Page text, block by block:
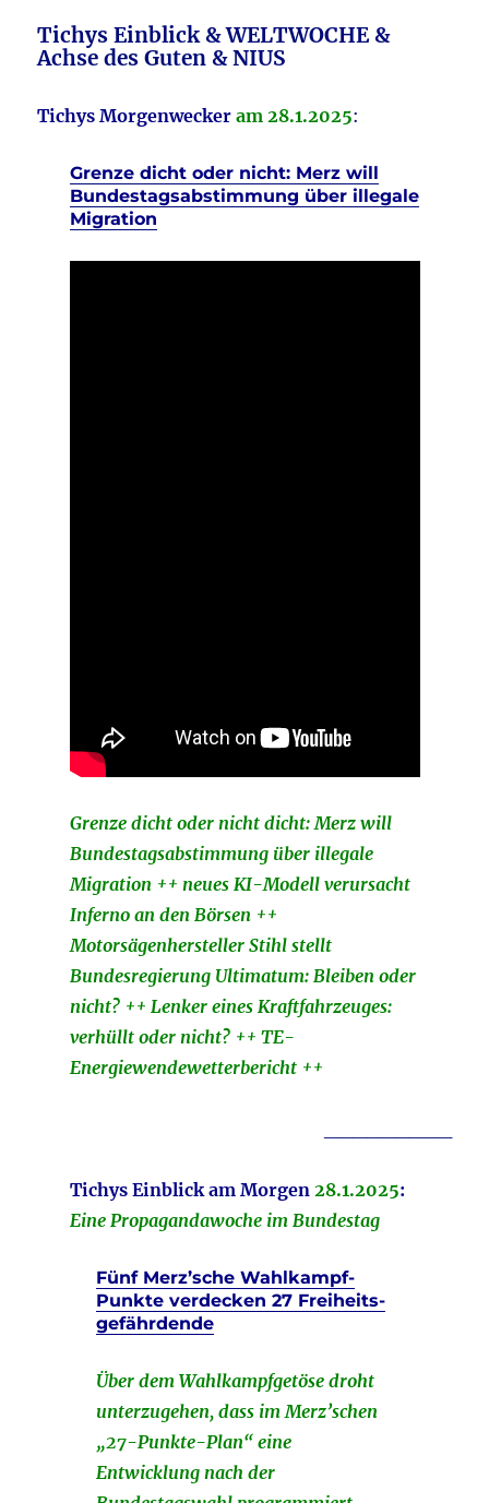
Tichys Einblick & WELTWOCHE &
Achse des Guten & NIUS
Tichys Morgenweckeram 28.1.2025:
Grenze dicht oder nicht: Merz will
Bundestagsabstimmung über illegale
Migration
Grenze dicht oder nicht dicht: Merz will
Bundestagsabstimmung über illegale
Migration ++ neues KI-Modell verursacht
Inferno an den Börsen ++
Motorsägenhersteller Stihl stellt
Bundesregierung Ultimatum: Bleiben oder
nicht? ++ Lenker eines Kraftfahrzeuges:
verhüllt oder nicht? ++ TE-
Energiewendewetterbericht ++
Tichys Einblick am Morgen 28.1.2025:
Eine Propagandawoche im Bundestag
Fünf Merz’sche Wahlkampf-
Punkte verdecken 27 Freiheits-
gefährdende
Über dem Wahlkampfgetöse droht
unterzugehen, dass im Merz’schen
„27-Punkte-Plan“ eine
Entwicklung nach der